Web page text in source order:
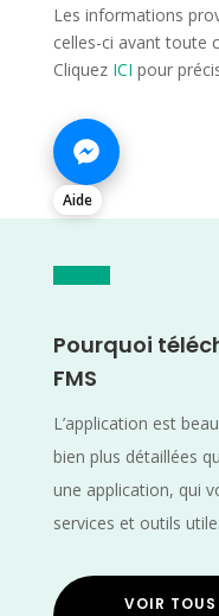
Les informations
celles-ci avant toute
Cliquez ICI pour
Aide
Pourquoi
FMS
L’application est
bien plus détaillées
une application, qui
services et outils
VOIR